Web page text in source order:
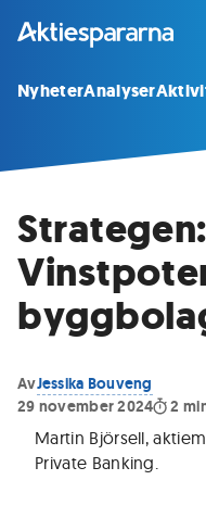
NyheterAnalyser
Strategen:
AvJessika Bouveng
29 november 2024
2
Martin Björsell,
Private Banking.